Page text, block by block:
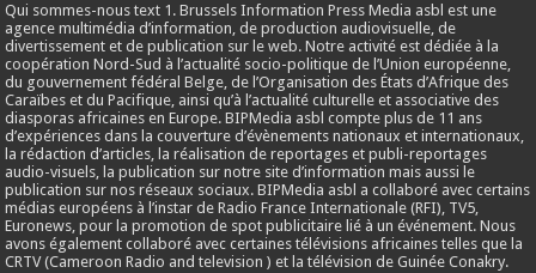
Qui sommes-nous text 1. Brussels Information Press Media asbl est une
agence multimédia d’information, de production audiovisuelle, de
divertissement et de publication sur le web. Notre activité est dédiée à la
coopération Nord-Sud à l’actualité socio-politique de l’Union européenne,
du gouvernement fédéral Belge, de l’Organisation des États d’Afrique des
Caraïbes et du Pacifique, ainsi qu’à l’actualité culturelle et associative des
diasporas africaines en Europe. BIPMedia asbl compte plus de 11 ans
d’expériences dans la couverture d’évènements nationaux et internationaux,
la rédaction d’articles, la réalisation de reportages et publi-reportages
audio-visuels, la publication sur notre site d’information mais aussi le
publication sur nos réseaux sociaux. BIPMedia asbl a collaboré avec certains
médias européens à l’instar de Radio France Internationale (RFI), TV5,
Euronews, pour la promotion de spot publicitaire lié à un événement. Nous
avons également collaboré avec certaines télévisions africaines telles que la
CRTV (Cameroon Radio and television ) et la télévision de Guinée Conakry.